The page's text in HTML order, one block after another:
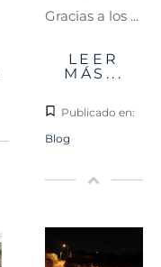
Gracias a los ...
LEER
MÁS...
Publicado en:
Blog